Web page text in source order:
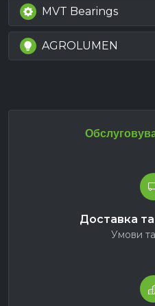
MVT Bearings
AGROLUMEN
Доставка
Умови